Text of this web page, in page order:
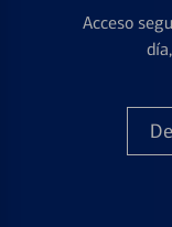
Acceso